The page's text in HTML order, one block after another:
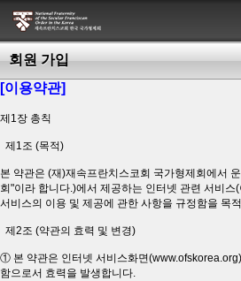
회원 가입
[이용약관]
제1장 총칙
제1조 (목적)
본 약관은 (재)재속프란치스코회 국가형제회에서
회"이라 합니다.)에서 제공하는 인터넷 관련 서비
서비스의 이용 및 제공에 관한 사항을 규정함을 목
제2조 (약관의 효력 및 변경)
① 본 약관은 인터넷 서비스화면
함으로서 효력을 발생합니다.